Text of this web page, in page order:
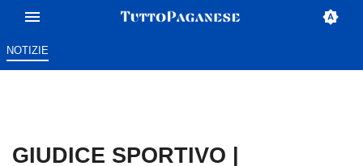
NOTIZIE
GIUDICE SPORTIVO |